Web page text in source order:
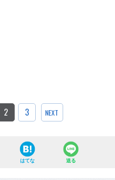
2 3 NEXT
はてな 送る